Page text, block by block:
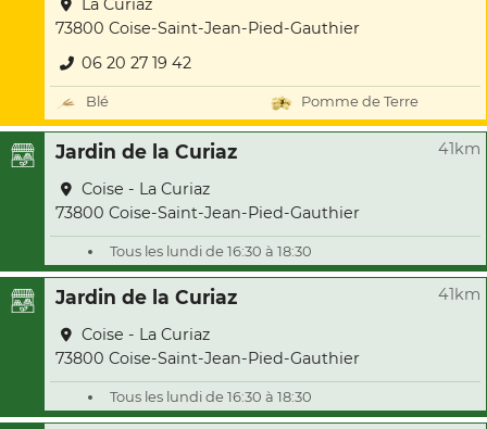
La Curiaz
73800 Coise-Saint-Jean-Pied-Gauthier
06 20 27 19 42
Blé Pomme de Terre
Jardin de la Curiaz 41km
Coise - La Curiaz
73800 Coise-Saint-Jean-Pied-Gauthier
Tous les lundi de 16:30 à 18:30
Jardin de la Curiaz 41km
Coise - La Curiaz
73800 Coise-Saint-Jean-Pied-Gauthier
Tous les lundi de 16:30 à 18:30